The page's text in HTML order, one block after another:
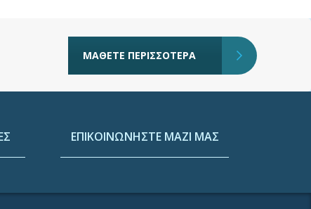
ΜΑΘΕΤΕ ΠΕΡΙΣΣΟΤΕΡΑ
ΕΠΙΚΟΙΝΩΝΗΣΤΕ ΜΑΖΙ ΜΑΣ